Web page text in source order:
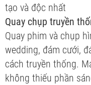
tạo và độc nhất
Quay chụp truyền
Quay phim và chụp
wedding, đám cưới,
cách truyền thống.
không thiếu phần